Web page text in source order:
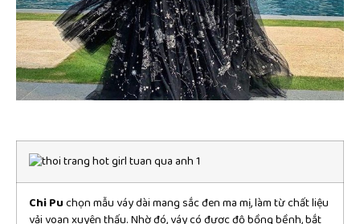
Chi Puchọn mẫu váy dài mang sắc đen ma mị, làm từ chất liệu
vải voan xuyên thấu. Nhờ đó, váy có được độ bồng bềnh, bắt